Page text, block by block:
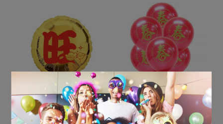
18吋鋁箔氣球-金旺
(20585.1)
NT$210
9吋乳膠氣球10入-紅春
(79999.12)
NT$69